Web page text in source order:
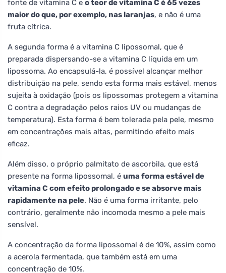
fonte de vitamina C e o teor de vitamina C é 65 vezes
maior do que, por exemplo, nas laranjas, e não é uma
fruta cítrica.
A segunda forma é a vitamina C lipossomal, que é
preparada dispersando-se a vitamina C líquida em um
lipossoma. Ao encapsulá-la, é possível alcançar melhor
distribuição na pele, sendo esta forma mais estável, menos
sujeita à oxidação (pois os lipossomas protegem a vitamina
C contra a degradação pelos raios UV ou mudanças de
temperatura). Esta forma é bem tolerada pela pele, mesmo
em concentrações mais altas, permitindo efeito mais
eficaz.
Além disso, o próprio palmitato de ascorbila, que está
presente na forma lipossomal, é uma forma estável de
vitamina C com efeito prolongado e se absorve mais
rapidamente na pele. Não é uma forma irritante, pelo
contrário, geralmente não incomoda mesmo a pele mais
sensível.
A concentração da forma lipossomal é de 10%, assim como
a acerola fermentada, que também está em uma
concentração de 10%.